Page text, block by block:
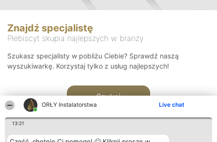
ORŁY Instalatorstwa Live chat
13:21
Znajdź specjalistę
Plebiscyt skupia najlepszych w branży
Szukasz specjalisty w pobliżu Ciebie? Sprawdź naszą
wyszukiwarkę. Korzystaj tylko z usług najlepszych!
Szukaj